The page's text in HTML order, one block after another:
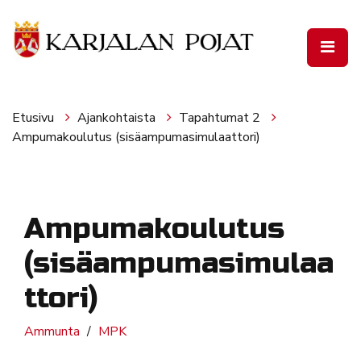
Etusivu Ajankohtaista
Tapahtumat 2
Ampumakoulutus (sisäampumasimulaattori)
Ampumakoulutus
(sisäampumasimulaa
ttori)
Ammunta MPK